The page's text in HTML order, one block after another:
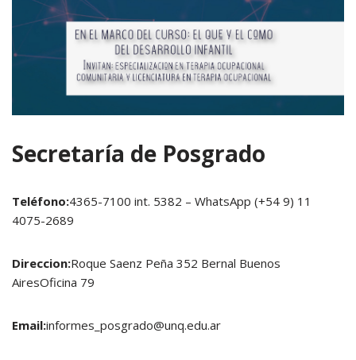
Secretaría de Posgrado
Teléfono:4365-7100 int. 5382 – WhatsApp (+54 9) 11
4075-2689
Direccion:Roque Saenz Peña 352 Bernal Buenos
AiresOficina 79
Email:informes_posgrado@unq.edu.ar